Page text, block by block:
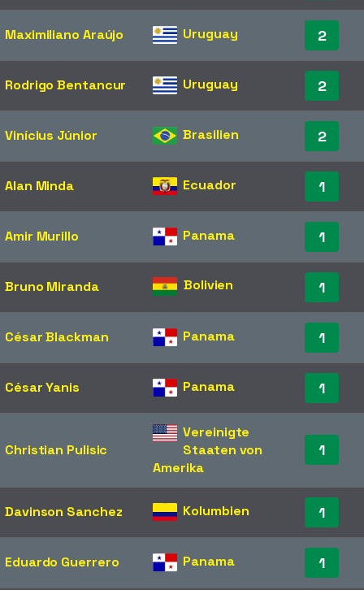
Maximiliano Araújo Uruguay 2
Rodrigo Bentancur Uruguay 2
Vinícius Júnior Brasilien 2
Alan Minda Ecuador 1
Amir Murillo Panama 1
Bruno Miranda Bolivien 1
César Blackman Panama 1
César Yanis Panama 1
Christian Pulisic
Vereinigte
Staaten von
Amerika
1
Davinson Sanchez Kolumbien 1
Eduardo Guerrero Panama 1